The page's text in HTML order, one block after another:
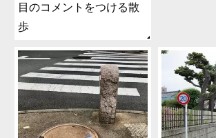
目のコメントをつける散
歩